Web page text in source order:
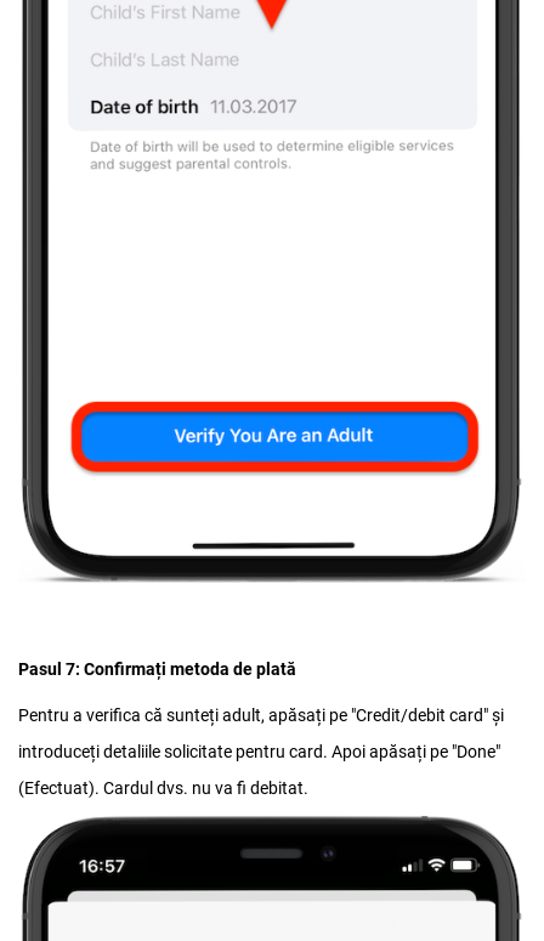
Pasul 7: Confirmați metoda de plată
Pentru a verifica că sunteți adult, apăsați pe "Credit/debit card" și
introduceți detaliile solicitate pentru card. Apoi apăsați pe "Done"
(Efectuat). Cardul dvs. nu va fi debitat.